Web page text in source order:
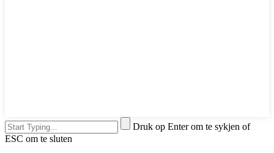
Druk op Enter om te sykjen of
ESC om te sluten